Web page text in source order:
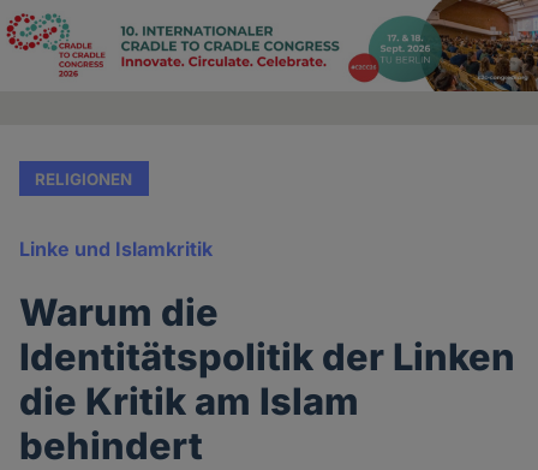
Advertising
RELIGIONEN
Linke und Islamkritik
Warum die
Identitätspolitik der Linken
die Kritik am Islam
behindert